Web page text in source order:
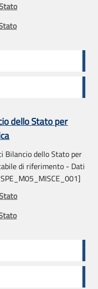
dello Stato per
Bilancio dello Stato per
di riferimento - Dati